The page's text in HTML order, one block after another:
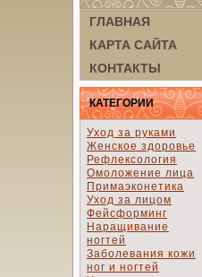
ГЛАВНАЯ
КАРТА САЙТА
КОНТАКТЫ
КАТЕГОРИИ
Уход за руками
Женское здоровье
Рефлексология
Омоложение лица
Примаэконетика
Уход за лицом
Фейсформинг
Наращивание
ногтей
Заболевания кожи
ног и ногтей